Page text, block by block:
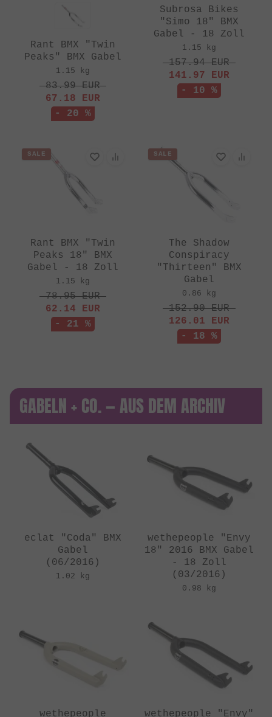
Rant BMX "Twin
Peaks" BMX Gabel
1.15 kg
83.99EUR
67.18 EUR
- 20 %
Subrosa Bikes
"Simo 18" BMX
Gabel - 18 Zoll
1.15 kg
157.94EUR
141.97 EUR
- 10 %
SALE
Rant BMX "Twin
Peaks 18" BMX
Gabel - 18 Zoll
1.15 kg
78.95EUR
62.14 EUR
- 21 %
SALE
The Shadow
Conspiracy
"Thirteen" BMX
Gabel
0.86 kg
152.90EUR
126.01 EUR
- 18 %
GABELN + CO. — AUS DEM ARCHIV
eclat "Coda" BMX
Gabel
(06/2016)
1.02 kg
wethepeople "Envy
18" 2016 BMX Gabel
- 18 Zoll
(03/2016)
0.98 kg
wethepeople wethepeople "Envy"